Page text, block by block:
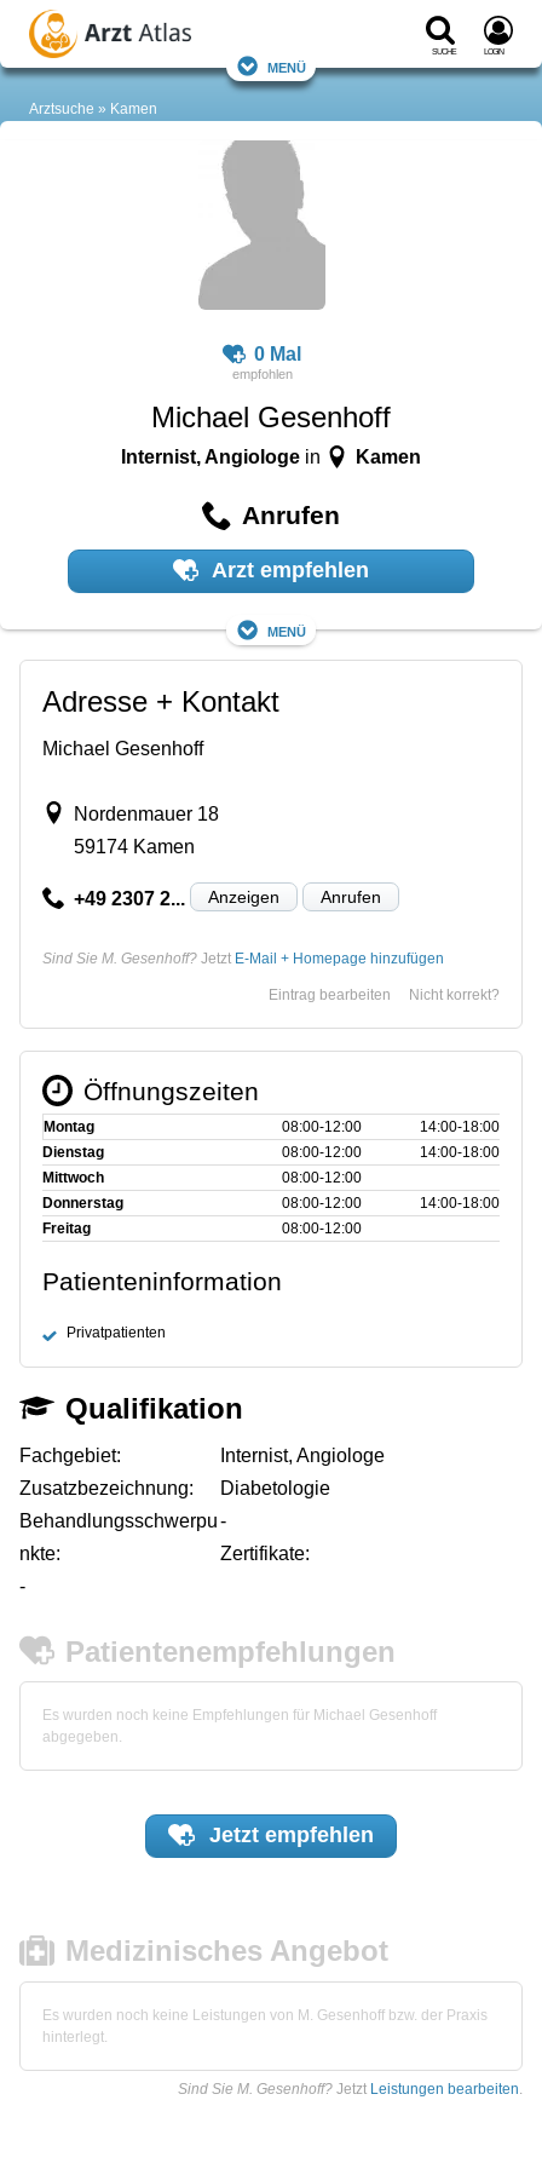
Suche Login
Menü
Arztsuche Kamen
0 Mal
Michael Gesenhoff
Internist, Angiologein Kamen
Anrufen
Arzt empfehlen
Menü
Adresse + Kontakt
Michael Gesenhoff
Nordenmauer 18
59174 Kamen
+49 2307 2... Anzeigen Anrufen
Sind Sie M. Gesenhoff? Jetzt E-Mail + Homepage hinzufügen
Nicht korrekt?
Eintrag bearbeiten
Öffnungszeiten
Montag 08:00‑12:00
14:00‑18:00
Dienstag
08:00‑12:00
14:00‑18:00
Mittwoch
08:00‑12:00
Donnerstag
08:00‑12:00
14:00‑18:00
Freitag
08:00‑12:00
Patienteninformation
Privatpatienten
Qualifikation
Fachgebiet:
Internist, Angiologe
Zusatzbezeichnung:
Diabetologie
Behandlungsschwerpu
nkte:
-
Zertifikate:
-
Patientenempfehlungen
Es wurden noch keine Empfehlungen für Michael Gesenhoff
abgegeben.
Jetzt empfehlen
Medizinisches Angebot
Es wurden noch keine Leistungen von M. Gesenhoff bzw. der Praxis
hinterlegt.
Sind Sie M. Gesenhoff? Jetzt Leistungen bearbeiten.